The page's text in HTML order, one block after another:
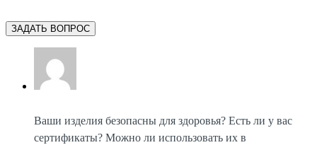
Ваши изделия безопасны для здоровья? Есть ли у вас
сертификаты? Можно ли использовать их в